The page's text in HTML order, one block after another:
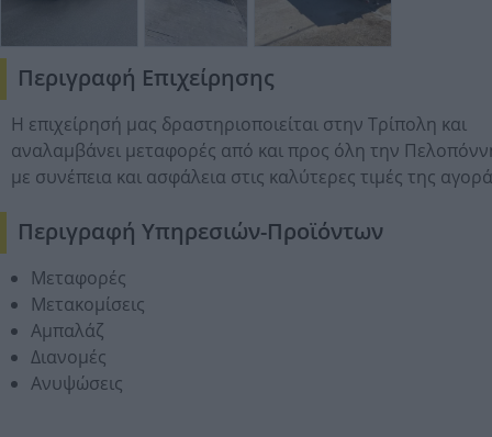
Περιγραφή Επιχείρησης
Η επιχείρησή μας δραστηριοποιείται στην Τρίπολη και
αναλαμβάνει μεταφορές από και προς όλη την
με συνέπεια και ασφάλεια στις καλύτερες τιμές της
Περιγραφή Υπηρεσιών-Προϊόντων
Μεταφορές
Μετακομίσεις
Αμπαλάζ
Διανομές
Ανυψώσεις